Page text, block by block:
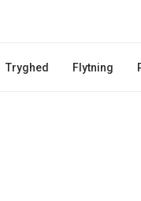
Tryghed Flytning